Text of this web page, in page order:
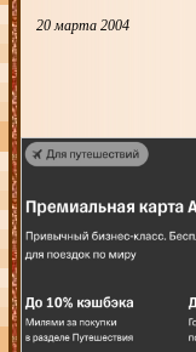
20 марта 2004